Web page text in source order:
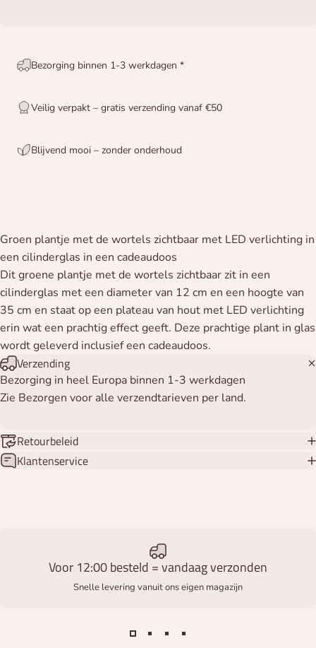
Bezorging binnen 1-3 werkdagen *
Veilig verpakt – gratis verzending vanaf €50
Blijvend mooi – zonder onderhoud
Groen plantje met de wortels zichtbaar met LED verlichting in
een cilinderglas in een cadeaudoos
Dit groene plantje met de wortels zichtbaar zit in een
cilinderglas met een diameter van 12 cm en een hoogte van
35 cm en staat op een plateau van hout met LED verlichting
erin wat een prachtig effect geeft. Deze prachtige plant in glas
wordt geleverd inclusief een cadeaudoos.
Verzending
Bezorging in heel Europa binnen 1-3 werkdagen
Zie Bezorgen voor alle verzendtarieven per land.
Retourbeleid
Klantenservice
Voor 12:00 besteld = vandaag verzonden
Snelle levering vanuit ons eigen magazijn